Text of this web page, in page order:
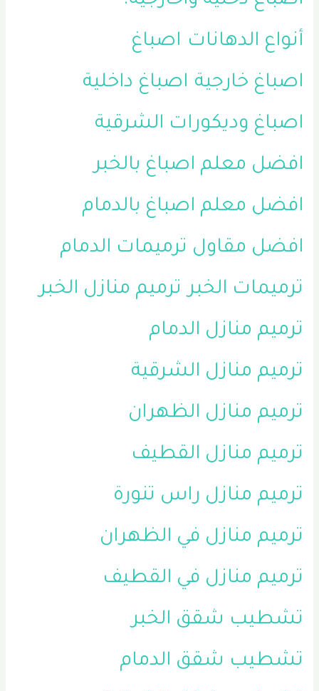
أنواع الدهانات اصباغ
اصباغ خارجية اصباغ داخلية
اصباغ وديكورات الشرقية
افضل معلم اصباغ بالخبر
افضل معلم اصباغ بالدمام
افضل مقاول ترميمات الدمام
ترميمات الخبر ترميم منازل الخبر
ترميم منازل الدمام
ترميم منازل الشرقية
ترميم منازل الظهران
ترميم منازل القطيف
ترميم منازل راس تنورة
ترميم منازل في الظهران
ترميم منازل في القطيف
تشطيب شقق الخبر
تشطيب شقق الدمام